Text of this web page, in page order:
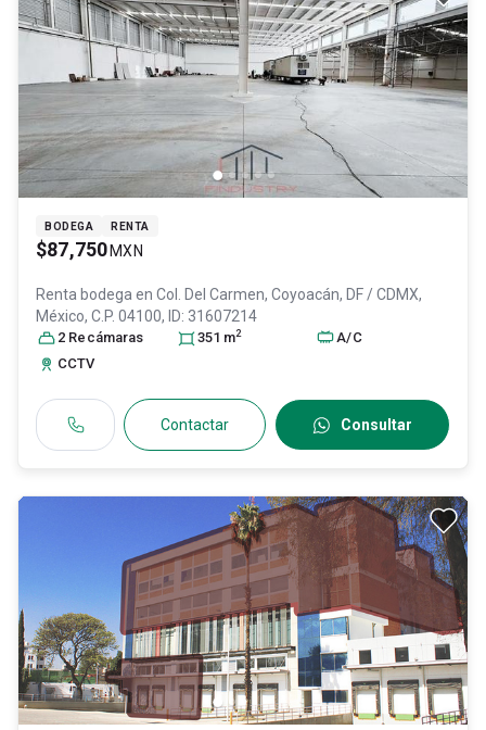
BODEGA RENTA
$87,750 MXN
Renta bodega en Col. Del Carmen, Coyoacán, DF / CDMX,
México, C.P. 04100, ID: 31607214
2 Recámaras 351 m2
A/C
CCTV
Contactar Consultar